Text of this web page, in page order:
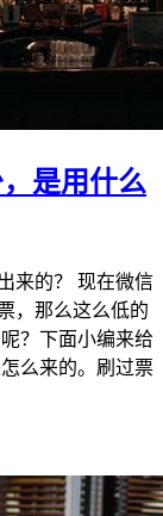
是用什么
来的？ 现在微信
，那么这么低的
？下面小编来给
么来的。刷过票